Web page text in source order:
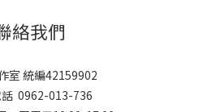
絡我們
室 統編42159902
0962-013-736